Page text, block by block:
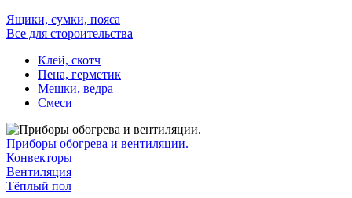
Ящики, сумки, пояса
Все для стороительства
Клей, скотч
Пена, герметик
Мешки, ведра
Смеси
Приборы обогрева и вентиляции.
Конвекторы
Вентиляция
Тёплый пол